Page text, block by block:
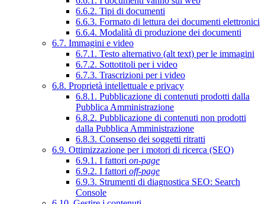
6.6.2. Tipi di documenti
6.6.3. Formato di lettura dei documenti elettronici
6.6.4. Modalità di produzione dei documenti
6.7. Immagini e video
6.7.1. Testo alternativo (alt text) per le immagini
6.7.2. Sottotitoli per i video
6.7.3. Trascrizioni per i video
6.8. Proprietà intellettuale e privacy
6.8.1. Pubblicazione di contenuti prodotti dalla
Pubblica Amministrazione
6.8.2. Pubblicazione di contenuti non prodotti
dalla Pubblica Amministrazione
6.8.3. Consenso dei soggetti ritratti
6.9. Ottimizzazione per i motori di ricerca (SEO)
6.9.1. I fattori on-page
6.9.2. I fattori off-page
6.9.3. Strumenti di diagnostica SEO: Search
Console